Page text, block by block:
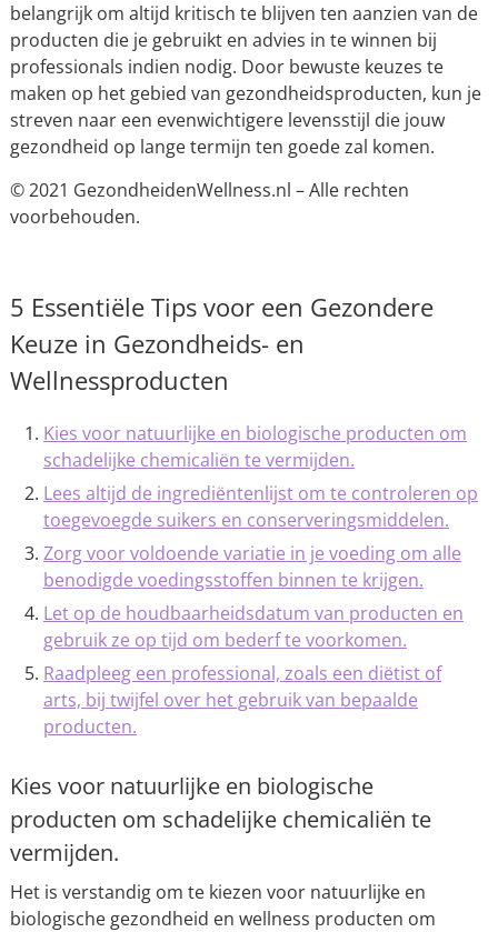
belangrijk om altijd kritisch te blijven ten aanzien van de
producten die je gebruikt en advies in te winnen bij
professionals indien nodig. Door bewuste keuzes te
maken op het gebied van gezondheidsproducten, kun je
streven naar een evenwichtigere levensstijl die jouw
gezondheid op lange termijn ten goede zal komen.
© 2021 GezondheidenWellness.nl – Alle rechten
voorbehouden.
5 Essentiële Tips voor een Gezondere
Keuze in Gezondheids- en
Wellnessproducten
Kies voor natuurlijke en biologische producten om
schadelijke chemicaliën te vermijden.
Lees altijd de ingrediëntenlijst om te controleren op
toegevoegde suikers en conserveringsmiddelen.
Zorg voor voldoende variatie in je voeding om alle
benodigde voedingsstoffen binnen te krijgen.
Let op de houdbaarheidsdatum van producten en
gebruik ze op tijd om bederf te voorkomen.
Raadpleeg een professional, zoals een diëtist of
arts, bij twijfel over het gebruik van bepaalde
producten.
Kies voor natuurlijke en biologische
producten om schadelijke chemicaliën te
vermijden.
Het is verstandig om te kiezen voor natuurlijke en
biologische gezondheid en wellness producten om